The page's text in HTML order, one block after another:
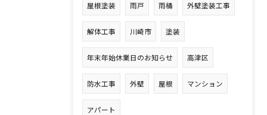
屋根塗装 雨戸 雨桶 外壁塗装工事
解体工事 川崎市 塗装
年末年始休業日のお知らせ 高津区
防水工事 外壁 屋根 マンション
アパート